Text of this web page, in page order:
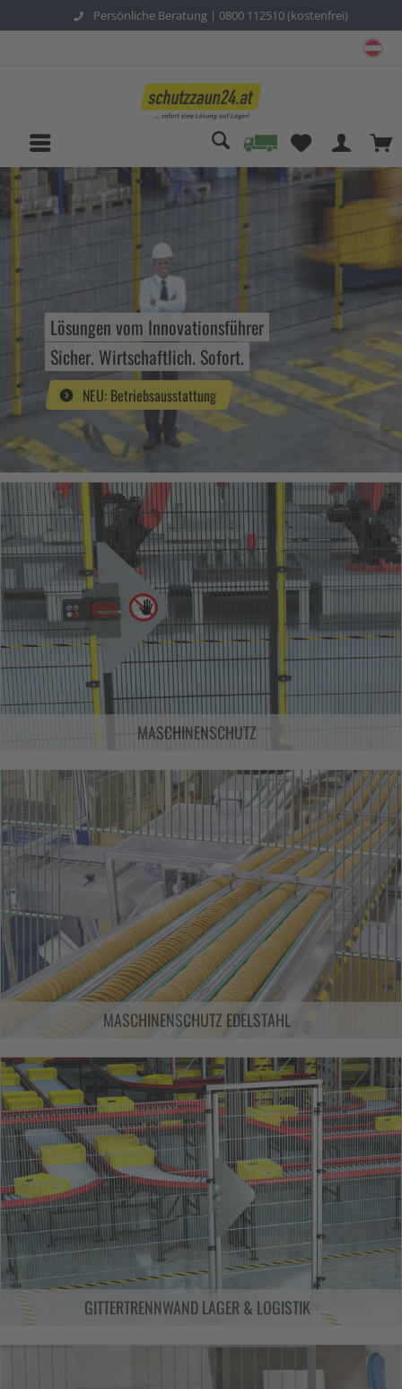
Persönliche Beratung | 0800 112510 (kostenfrei)
Lösungen vom Innovationsführer
Sicher. Wirtschaftlich. Sofort.
NEU: Betriebsausstattung
MASCHINENSCHUTZ
MASCHINENSCHUTZ EDELSTAHL
GITTERTRENNWAND LAGER & LOGISTIK